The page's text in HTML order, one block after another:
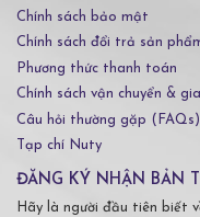
Chính sách bảo mật
Chính sách đổi trả sản
Phương thức thanh toán
Chính sách vận chuyển &
Câu hỏi thường gặp (FAQs)
Tạp chí Nuty
ĐĂNG KÝ NHẬN BẢN
Hãy là người đầu tiên biết